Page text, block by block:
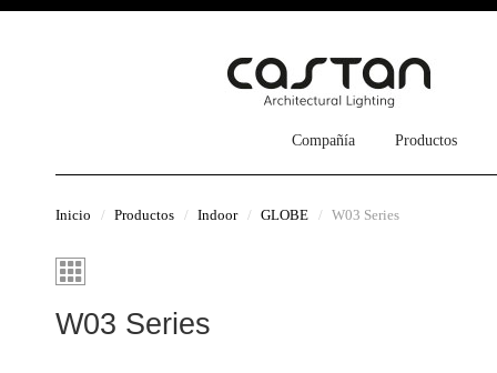
Compañía Productos
Inicio Productos Indoor GLOBE W03 Series
W03 Series